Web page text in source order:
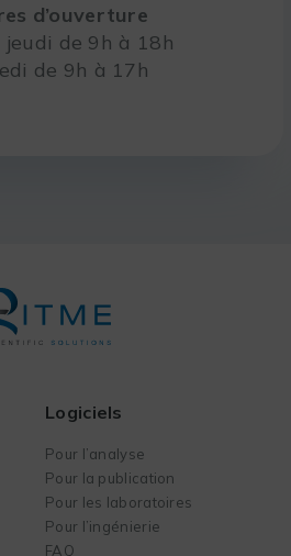
d’ouverture
jeudi de 9h à 18h
de 9h à 17h
Logiciels
Pour l’analyse
Pour la publication
Pour les laboratoires
Pour l’ingénierie
FAQ